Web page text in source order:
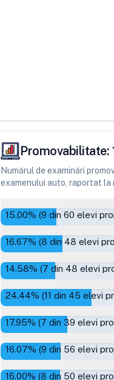
Promovabilitate:
Numărul de examinări
examenului auto, raportat la
15.00% (9 din 60 elevi
16.67% (8 din 48 elevi
14.58% (7 din 48 elevi
24.44% (11 din 45 elevi
17.95% (7 din 39 elevi
16.07% (9 din 56 elevi
16.00% (8 din 50 elevi